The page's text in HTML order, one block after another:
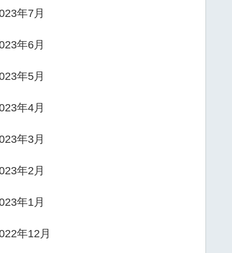
年7月
年6月
年5月
年4月
年3月
年2月
年1月
年12月